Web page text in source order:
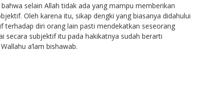
selain Allah tidak ada yang mampu memberikan
Oleh karena itu, sikap dengki yang biasanya didahului
terhadap diri orang lain pasti mendekatkan seseorang
secara subjektif itu pada hakikatnya sudah berarti
a’lam bishawab.